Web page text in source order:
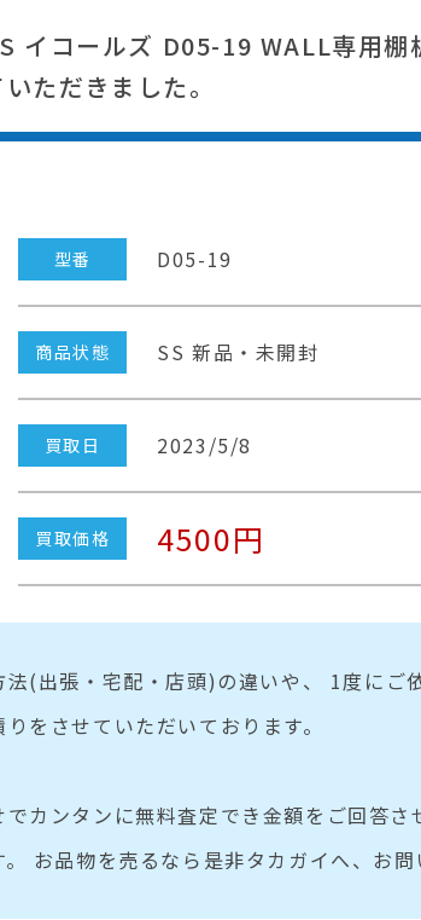
イコールズ D05-19 WALL専用
ただきました。
型番 D05-19
商品状態 SS 新品・未開封
買取日 2023/5/8
買取価格 4500円
(出張・宅配・店頭)の違いや、 1度にご
をさせていただいております。
カンタンに無料査定でき金額をご回答
お品物を売るなら是非タカガイへ、お